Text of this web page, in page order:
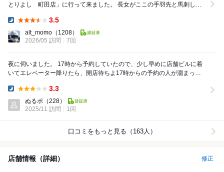
とりよし 町田店」に行って来ました。 長女がここの手羽先と馬刺しと
3.5
alt_momo （1208）
2026/05 訪問
7回
夜に伺いました。 17時から予約していたので、少し早めに店舗ビルに着
いてエレベーター降りたら、開店待ちよ17時からの予約の人が溜まって
3.3
ぬるポ （228）
2025/11 訪問
1回
口コミをもっと見る（163人）
店舗情報（詳細） 修正